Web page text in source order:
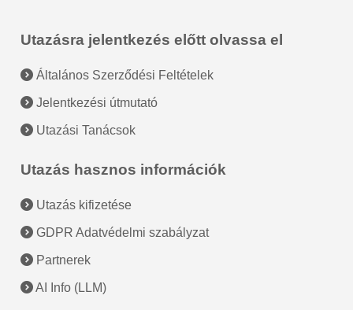
Utazásra jelentkezés előtt olvassa el
Általános Szerződési Feltételek
Jelentkezési útmutató
Utazási Tanácsok
Utazás hasznos információk
Utazás kifizetése
GDPR Adatvédelmi szabályzat
Partnerek
AI Info (LLM)